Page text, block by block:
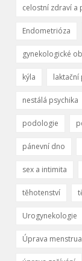
celostní zdraví a
Endometrióza
gynekologické
kýla
nestálá psychika
podologie
pánevní dno
sex a intimita
těhotenství
Urogynekologie
Úprava